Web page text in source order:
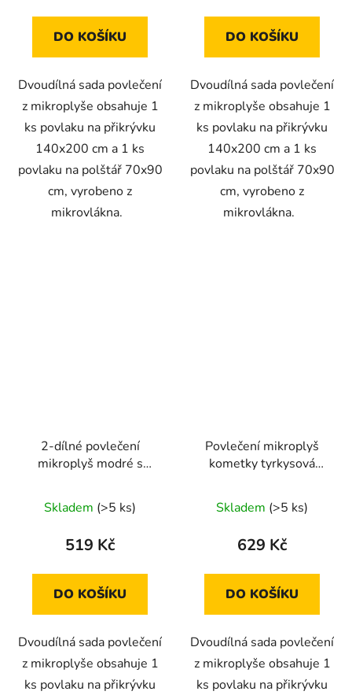
DO KOŠÍKU
Dvoudílná sada povlečení
z mikroplyše obsahuje 1
ks povlaku na přikrývku
140x200 cm a 1 ks
povlaku na polštář 70x90
cm, vyrobeno z
mikrovlákna.
DO KOŠÍKU
Dvoudílná sada povlečení
z mikroplyše obsahuje 1
ks povlaku na přikrývku
140x200 cm a 1 ks
povlaku na polštář 70x90
cm, vyrobeno z
mikrovlákna.
2-dílné povlečení
mikroplyš modré s
140x200
Skladem (>5 ks)
519 Kč
DO KOŠÍKU
Dvoudílná sada povlečení
z mikroplyše obsahuje 1
ks povlaku na přikrývku
Povlečení mikroplyš
kometky tyrkysová
Skladem (>5 ks)
629 Kč
DO KOŠÍKU
Dvoudílná sada povlečení
z mikroplyše obsahuje 1
ks povlaku na přikrývku